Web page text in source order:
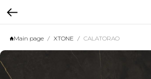
Main page XTONE CALATORAO